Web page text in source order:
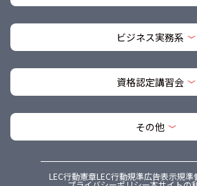
ビジネス実務系
資格認定講習会
その他
LEC行動憲章LEC行動規準広告表示規準